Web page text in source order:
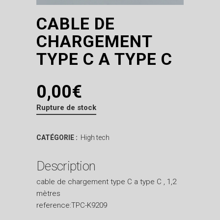
CABLE DE
CHARGEMENT
TYPE C A TYPE C
0,00€
Rupture de stock
CATÉGORIE : High tech
Description
cable de chargement type C a type C , 1,2
mètres
reference:TPC-K9209